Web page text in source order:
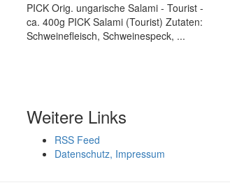
PICK Orig. ungarische Salami - Tourist -
ca. 400g PICK Salami (Tourist) Zutaten:
Schweinefleisch, Schweinespeck, ...
Weitere Links
RSS Feed
Datenschutz, Impressum